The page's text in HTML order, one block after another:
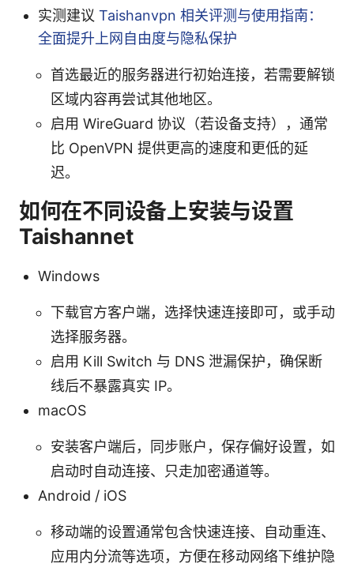
实测建议 Taishanvpn 相关评测与使用指南：
全面提升上网自由度与隐私保护
首选最近的服务器进行初始连接，若需要解锁
区域内容再尝试其他地区。
启用 WireGuard 协议（若设备支持），通常
比 OpenVPN 提供更高的速度和更低的延
迟。
如何在不同设备上安装与设置
Taishannet
Windows
下载官方客户端，选择快速连接即可，或手动
选择服务器。
启用 Kill Switch 与 DNS 泄漏保护，确保断
线后不暴露真实 IP。
macOS
安装客户端后，同步账户，保存偏好设置，如
启动时自动连接、只走加密通道等。
Android / iOS
移动端的设置通常包含快速连接、自动重连、
应用内分流等选项，方便在移动网络下维护隐